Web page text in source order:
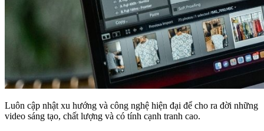
Luôn cập nhật xu hướng và công nghệ hiện đại để cho ra đời những
video sáng tạo, chất lượng và có tính cạnh tranh cao.